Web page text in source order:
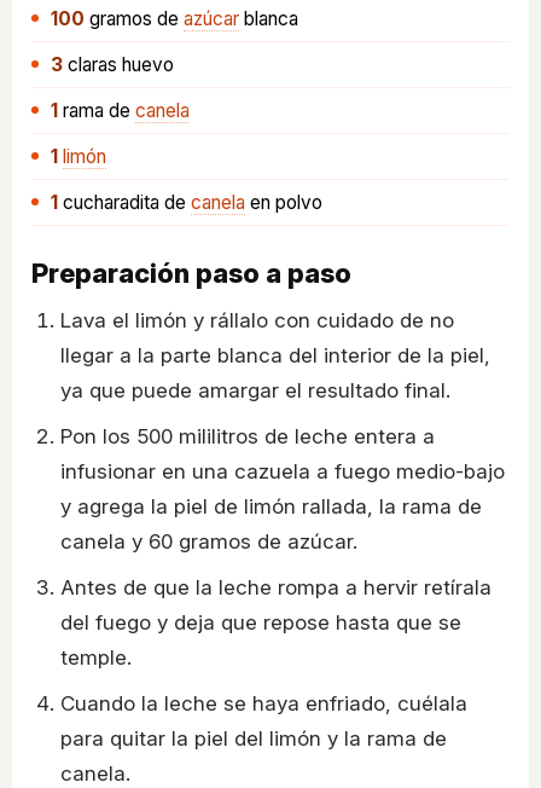
100 gramos de azúcar blanca
3 claras huevo
1 rama de canela
1 limón
1 cucharadita de canela en polvo
Preparación paso a paso
Lava el limón y rállalo con cuidado de no
llegar a la parte blanca del interior de la piel,
ya que puede amargar el resultado final.
Pon los 500 mililitros de leche entera a
infusionar en una cazuela a fuego medio-bajo
y agrega la piel de limón rallada, la rama de
canela y 60 gramos de azúcar.
Antes de que la leche rompa a hervir retírala
del fuego y deja que repose hasta que se
temple.
Cuando la leche se haya enfriado, cuélala
para quitar la piel del limón y la rama de
canela.